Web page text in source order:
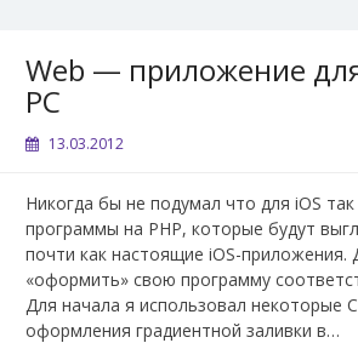
Web — приложение
PC
13.03.2012
Никогда бы не подумал что для iOS так
программы на PHP, которые будут
почти как настоящие iOS-приложения.
«оформить» свою программу
Для начала я использовал некоторые
оформления градиентной заливки в…